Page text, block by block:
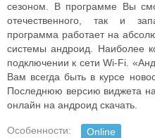
сезоном. В программе Вы
отечественного, так и
программа работает на
системы андроид. Наиболее
подключении к сети Wi-Fi.
Вам всегда быть в курсе
Последнюю версию виджета
онлайн на андроид скачать.
Особенности: Online